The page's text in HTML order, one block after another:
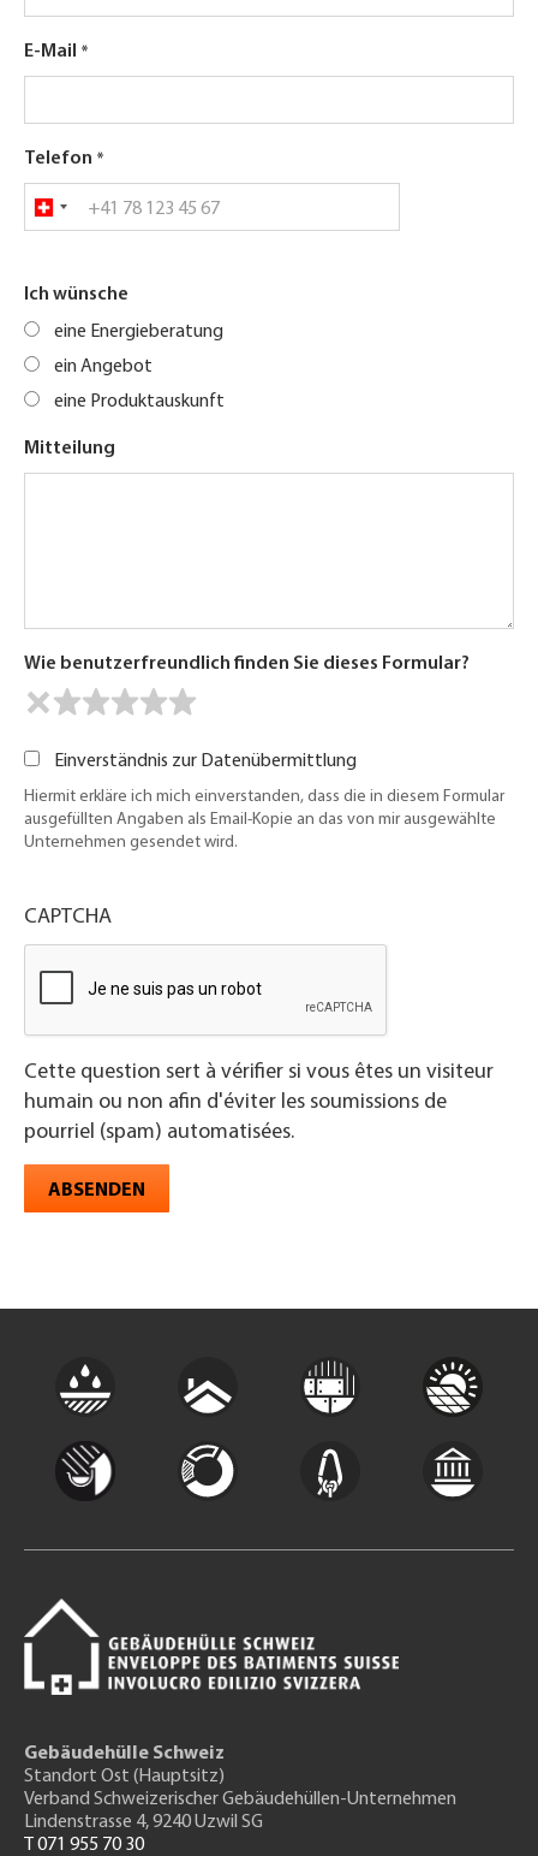
E-Mail
Telefon
Ich wünsche
eine Energieberatung
ein Angebot
eine Produktauskunft
Mitteilung
Wie benutzerfreundlich finden Sie dieses Formular?
Einverständnis zur Datenübermittlung
Hiermit erkläre ich mich einverstanden, dass die in diesem Formular
ausgefüllten Angaben als Email-Kopie an das von mir ausgewählte
Unternehmen gesendet wird.
CAPTCHA
Cette question sert à vérifier si vous êtes un visiteur
humain ou non afin d'éviter les soumissions de
pourriel (spam) automatisées.
ABSENDEN
Gebäudehülle Schweiz
Standort Ost (Hauptsitz)
Verband Schweizerischer Gebäudehüllen-Unternehmen
Lindenstrasse 4, 9240 Uzwil SG
T 071 955 70 30